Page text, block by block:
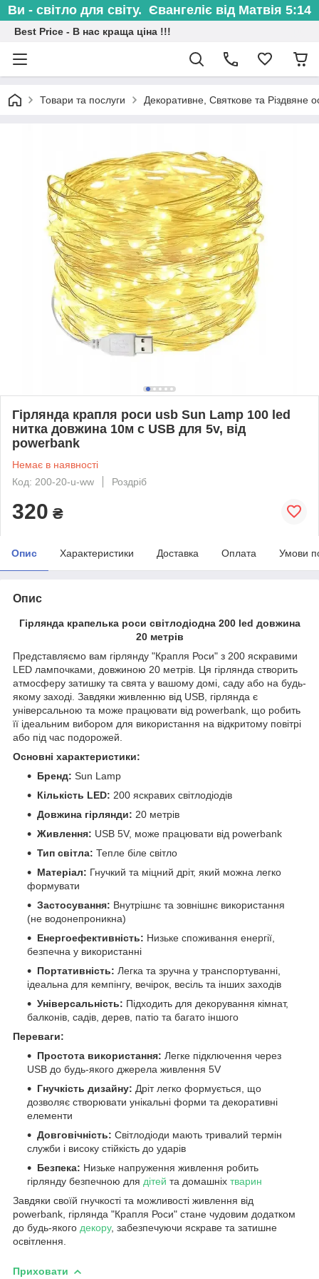
Ви - світло для світу. Євангеліє від Матвія 5:14
Best Price - В нас краща ціна !!!
Товари та послуги Декоративне, Святкове та Різдвяне
Гірлянда крапля роси usb Sun Lamp 100 led
нитка довжина 10м c USB для 5v, від
powerbank
Немає в наявності
Код: 200-20-u-ww
Роздріб
320 ₴
Опис Характеристики Доставка Оплата Умови
Опис
Гірлянда крапелька роси світлодіодна 200 led довжина
20 метрів
Представляємо вам гірлянду "Крапля Роси" з 200 яскравими
LED лампочками, довжиною 20 метрів. Ця гірлянда створить
атмосферу затишку та свята у вашому домі, саду або на будь-
якому заході. Завдяки живленню від USB, гірлянда є
універсальною та може працювати від powerbank, що робить
її ідеальним вибором для використання на відкритому повітрі
або під час подорожей.
Основні характеристики:
Бренд: Sun Lamp
Кількість LED: 200 яскравих світлодіодів
Довжина гірлянди: 20 метрів
Живлення: USB 5V, може працювати від powerbank
Тип світла: Тепле біле світло
Матеріал: Гнучкий та міцний дріт, який можна легко
формувати
Застосування: Внутрішнє та зовнішнє використання
(не водонепроникна)
Енергоефективність: Низьке споживання енергії,
безпечна у використанні
Портативність: Легка та зручна у транспортуванні,
ідеальна для кемпінгу, вечірок, весіль та інших заходів
Універсальність: Підходить для декорування кімнат,
балконів, садів, дерев, патіо та багато іншого
Переваги:
Простота використання: Легке підключення через
USB до будь-якого джерела живлення 5V
Гнучкість дизайну: Дріт легко формується, що
дозволяє створювати унікальні форми та декоративні
елементи
Довговічність: Світлодіоди мають тривалий термін
служби і високу стійкість до ударів
Безпека: Низьке напруження живлення робить
гірлянду безпечною для дітей та домашніх тварин
Завдяки своїй гнучкості та можливості живлення від
powerbank, гірлянда "Крапля Роси" стане чудовим додатком
до будь-якого декору, забезпечуючи яскраве та затишне
освітлення.
Приховати